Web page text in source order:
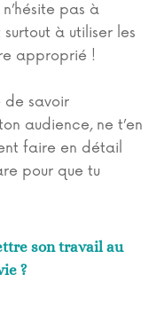
pas à
à utiliser les
approprié !
de savoir
audience, ne t’en
faire en détail
pour que tu
son travail au
?